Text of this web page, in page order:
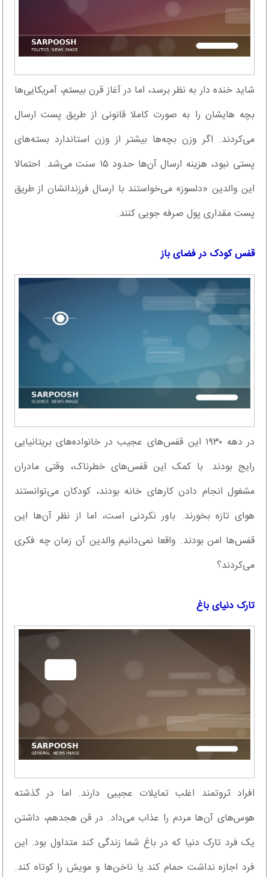
شاید خنده دار به نظر برسد، اما در آغاز قرن بیستم، آمریکایی‌ها
بچه هایشان را به صورت کاملا قانونی از طریق پست ارسال
می‌کردند. اگر وزن بچه‌ها بیشتر از وزن استاندارد بسته‌های
پستی نبود، هزینه ارسال آن‌ها حدود ۱۵ سنت می‌شد. احتمالا
این والدین «دلسوز» می‌خواستند با ارسال فرزندانشان از طریق
پست مقداری پول صرفه جویی کنند.
قفس کودک در فضای باز
در دهه ۱۹۳۰ این قفس‌های عجیب در خانواده‌های بریتانیایی
رایج بودند. با کمک این قفس‌های خطرناک، وقتی مادران
مشغول انجام دادن کار‌های خانه بودند، کودکان می‌توانستند
هوای تازه بخورند. باور نکردنی است، اما از نظر آن‌ها این
قفس‌ها امن بودند. واقعا نمی‌دانیم والدین آن زمان چه فکری
می‌کردند؟
تارک دنیای باغ
افراد ثروتمند اغلب تمایلات عجیبی دارند. اما در گذشته
هوس‌های آن‌ها مردم را عذاب می‌داد. در قن هجدهم، داشتن
یک فرد تارک دنیا که در باغ شما زندگی کند متداول بود. این
فرد اجازه نداشت حمام کند یا ناخن‌ها و مویش را کوتاه کند.